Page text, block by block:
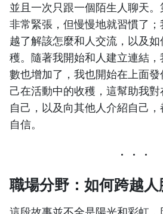
並且一次只跟一個陌生人聊天
非常緊張，但慢慢地就習慣了
越了解該怎麼和人交流，以及
穫。隨著我開始和人建立連結
數也增加了，我也開始在上面
己在活動中的收穫，這幫助我
自己，以及向其他人介紹自己
自信。
職場分野：如何跨越